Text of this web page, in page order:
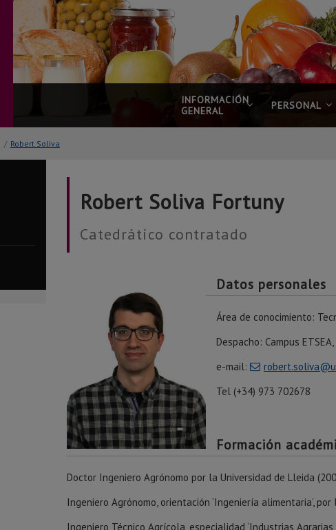
INFORMACIÓN
GENERAL
PERSONAL
/ Robert Soliva
Robert Soliva Fortuny
Catedrático contratado
Datos personales
Área de conocimiento:
Despacho: Campus
e-mail:
Tel (+34) 973 702678
Formación
Doctor Ingeniero Agrónomo por la Universidad de Lleida
Ingeniero Agrónomo, orientación ‘Ingeniería alimentaria’,
Ingeniero Técnico Agrícola, especialidad ‘Industrias